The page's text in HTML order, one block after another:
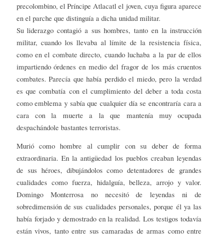
precolombino, el Príncipe Atlacatl el joven, cuya figura aparece
en el parche que distinguía a dicha unidad militar.
Su liderazgo contagió a sus hombres, tanto en la instrucción
militar, cuando los llevaba al límite de la resistencia física,
como en el combate directo, cuando luchaba a la par de ellos
impartiendo órdenes en medio del fragor de los más cruentos
combates. Parecía que había perdido el miedo, pero la verdad
es que combatía con el cumplimiento del deber a toda costa
como emblema y sabía que cualquier día se encontraría cara a
cara con la muerte a la que mantenía muy ocupada
despachándole bastantes terroristas.
Murió como hombre al cumplir con su deber de forma
extraordinaria. En la antigüedad los pueblos creaban leyendas
de sus héroes, dibujándolos como detentadores de grandes
cualidades como fuerza, hidalguía, belleza, arrojo y valor.
Domingo Monterrosa no necesitó de leyendas ni de
sobredimensión de sus cualidades personales, porque él ya las
había forjado y demostrado en la realidad. Los testigos todavía
están vivos, tanto entre sus camaradas de armas como entre